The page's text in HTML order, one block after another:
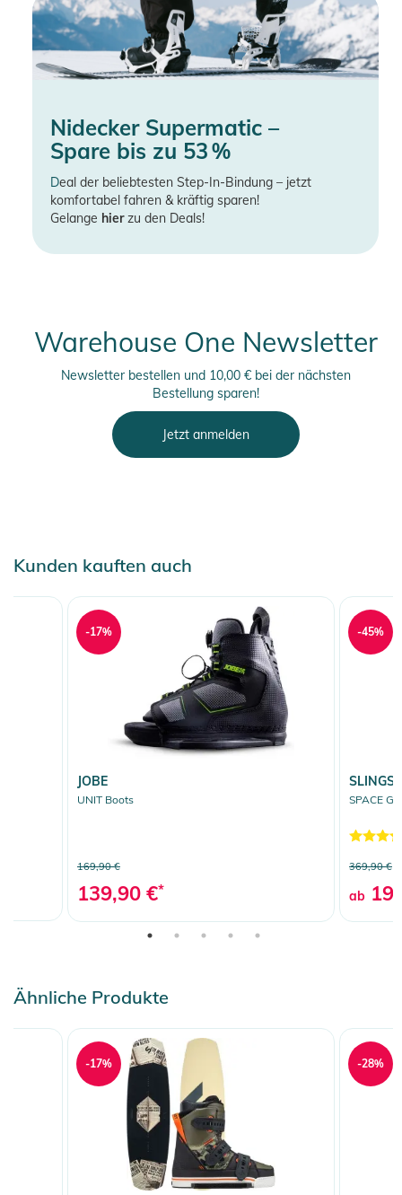
Nidecker Supermatic –
Spare bis zu 53 %
Deal der beliebtesten Step-In-Bindung – jetzt
komfortabel fahren & kräftig sparen!
Gelange hierzu den Deals!
Warehouse One Newsletter
Newsletter bestellen und 10,00 € bei der nächsten
Bestellung sparen!
Jetzt anmelden
Kunden kauften auch
JOBE
UNIT Boots
169,90 €
139,90 €*
-17%
SPACE
369,90 €
ab
-45%
Ähnliche Produkte
-17% -28%